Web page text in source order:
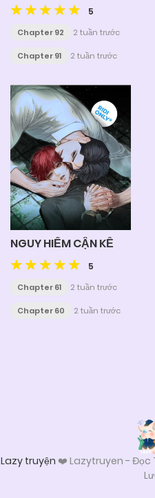
5
Chapter 92 2 tuần trước
Chapter 91 2 tuần trước
NGUY HIỂM CẬN KỀ
5
Chapter 61 2 tuần trước
Chapter 60 2 tuần trước
Lazy truyện ❤️ Lazytruyen - Đọc